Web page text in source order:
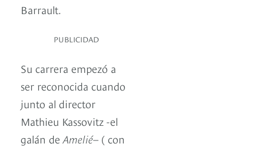
Barrault.
PUBLICIDAD
Su carrera empezó a
ser reconocida cuando
junto al director
Mathieu Kassovitz -el
galán deAmelié– ( con